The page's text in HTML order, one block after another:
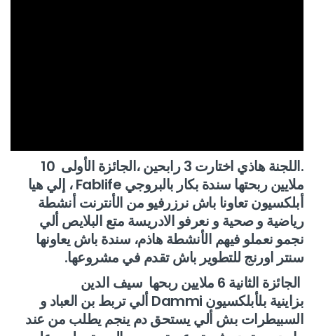
.اللجنة هاذي اختارت 3 رابحين ،
الجائزة الأولى 10
ملايين ربحتها سندة بكار بالبروجي Fablife، إلي هيا
أبلكسيون تعاونا باش نرزرفيو من الأنترنت أنشطة
رياضية و صحية و نعرفو الادريسة متع البلايص ألي
نجمو نعملو فيهم الأنشطة هاذم، سندة باش يعاونها
سنتر اورنج للتطوير باش تقدم في مشروعها.
الجائزة الثانية 6 ملايين ربحها سيف الدين
بزاينية بلأبلكسيون Dammiألي تربط بن العباد و
السبيطرات بش ألي يستحق دم ينجم يطلب من عند